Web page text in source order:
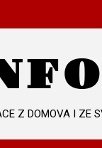
Z DOMOVA I ZE